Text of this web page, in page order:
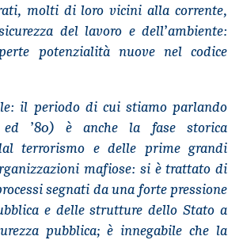
molti di loro vicini alla corrente,
del lavoro e dell’ambiente:
potenzialità nuove nel codice
il periodo di cui stiamo parlando
’80) è anche la fase storica
terrorismo e delle prime grandi
mafiose: si è trattato di
segnati da una forte pressione
e delle strutture dello Stato a
pubblica; è innegabile che la